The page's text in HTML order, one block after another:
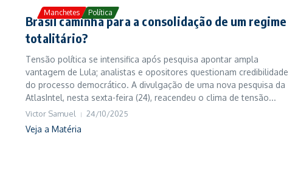
Manchetes Política
Brasil caminha para a consolidação de um regime
totalitário?
Tensão política se intensifica após pesquisa apontar ampla
vantagem de Lula; analistas e opositores questionam credibilidade
do processo democrático. A divulgação de uma nova pesquisa da
AtlasIntel, nesta sexta-feira (24), reacendeu o clima de tensão...
Victor Samuel 24/10/2025
Veja a Matéria